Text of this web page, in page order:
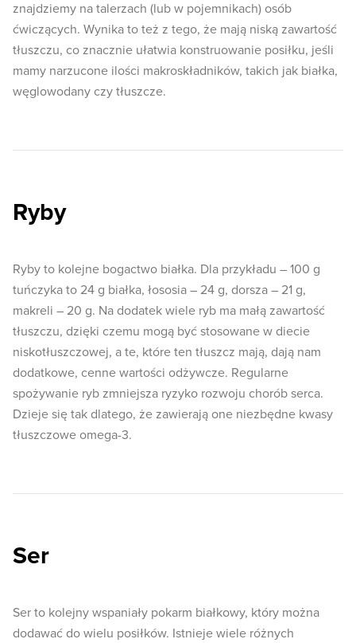
znajdziemy na talerzach (lub w pojemnikach) osób
ćwiczących. Wynika to też z tego, że mają niską zawartość
tłuszczu, co znacznie ułatwia konstruowanie posiłku, jeśli
mamy narzucone ilości makroskładników, takich jak białka,
węglowodany czy tłuszcze.
Ryby
Ryby to kolejne bogactwo białka. Dla przykładu – 100 g
tuńczyka to 24 g białka, łososia – 24 g, dorsza – 21 g,
makreli – 20 g. Na dodatek wiele ryb ma małą zawartość
tłuszczu, dzięki czemu mogą być stosowane w diecie
niskotłuszczowej, a te, które ten tłuszcz mają, dają nam
dodatkowe, cenne wartości odżywcze. Regularne
spożywanie ryb zmniejsza ryzyko rozwoju chorób serca.
Dzieje się tak dlatego, że zawierają one niezbędne kwasy
tłuszczowe omega-3.
Ser
Ser to kolejny wspaniały pokarm białkowy, który można
dodawać do wielu posiłków. Istnieje wiele różnych